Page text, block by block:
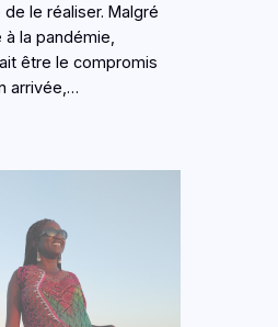
de le réaliser. Malgré
à la pandémie,
être le compromis
arrivée,…